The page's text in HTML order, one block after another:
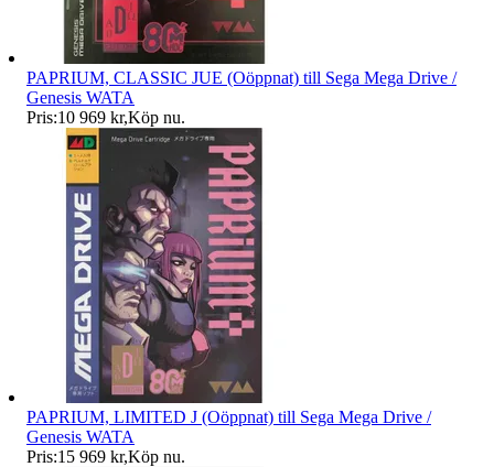
PAPRIUM, CLASSIC JUE (Oöppnat) till Sega Mega Drive /
Genesis WATA
Pris:10 969 kr,Köp nu.
PAPRIUM, LIMITED J (Oöppnat) till Sega Mega Drive /
Genesis WATA
Pris:15 969 kr,Köp nu.